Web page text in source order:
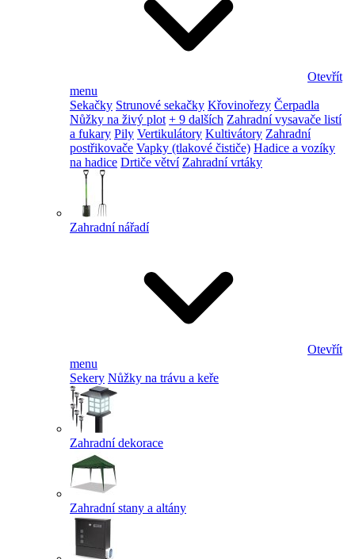
Otevřít
menu
Sekačky Strunové sekačky Křovinořezy Čerpadla
Nůžky na živý plot + 9 dalších Zahradní vysavače listí
a fukary Pily Vertikulátory Kultivátory Zahradní
postřikovače Vapky (tlakové čističe) Hadice a vozíky
na hadice Drtiče větví Zahradní vrtáky
Zahradní nářadí
Otevřít
menu
Sekery Nůžky na trávu a keře
Zahradní dekorace
Zahradní stany a altány